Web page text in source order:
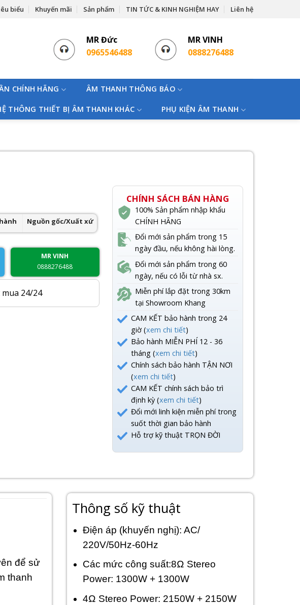
biểu Khuyến mãi Sản phẩm TIN TỨC & KINH NGHIỆM HAY Liên hệ
MR Đức
0965546488
MR VINH
0888276488
CHÍNH HÃNG ÂM THANH THÔNG BÁO
THÔNG THIẾT BỊ ÂM THANH KHÁC PHỤ KIỆN ÂM THANH
Nguồn gốc/Xuất xứ
MR VINH
0888276488
24/24
CHÍNH SÁCH BÁN HÀNG
100% Sản phẩm nhập khẩu
CHÍNH HÃNG
Đổi mới sản phẩm trong 15
ngày đầu, nếu không hài lòng.
Đổi mới sản phẩm trong 60
ngày, nếu có lỗi từ nhà sx.
Miễn phí lắp đặt trong 30km
tại Showroom Khang
CAM KẾT bảo hành trong 24
giờ (xem chi tiết)
Bảo hành MIỄN PHÍ 12 - 36
tháng (xem chi tiết)
Chính sách bảo hành TẬN NƠI
(xem chi tiết)
CAM KẾT chính sách bảo trì
định kỳ (xem chi tiết)
Đổi mới linh kiện miễn phí trong
suốt thời gian bảo hành
Hỗ trợ kỹ thuật TRỌN ĐỜI
để sử
thanh
Thông số kỹ thuật
Điện áp (khuyến nghị): AC/
220V/50Hz-60Hz
Các mức công suất:8Ω Stereo
Power: 1300W + 1300W
4Ω Stereo Power: 2150W + 2150W